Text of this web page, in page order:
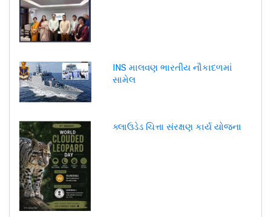
INS માલવણ ભારતીય નૌકાદળમાં
સામેલ
ક્લાઉડેડ ચિત્તા સંરક્ષણ કાર્ય યોજના